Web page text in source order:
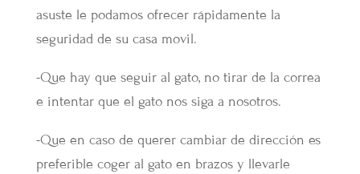
asuste le podamos ofrecer rápidamente la
seguridad de su casa movil.
-Que hay que seguir al gato, no tirar de la correa
e intentar que el gato nos siga a nosotros.
-Que en caso de querer cambiar de dirección es
preferible coger al gato en brazos y llevarle